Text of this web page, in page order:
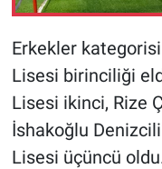
Erkekler
Lisesi birinciliği
Lisesi ikinci, Rize
İshakoğlu
Lisesi üçüncü